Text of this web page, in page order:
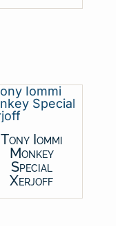
Tony Iommi
Monkey
Special
Xerjoff